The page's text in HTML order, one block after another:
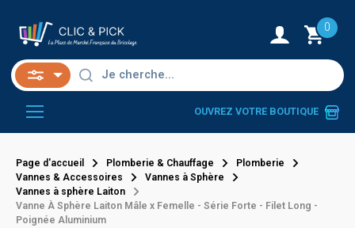
0
OUVREZ VOTRE BOUTIQUE
Page d'accueil Plomberie & Chauffage
Plomberie
Vannes & Accessoires
Vannes à Sphère
Vannes à sphère Laiton
Vanne À Sphère Laiton Mâle x Femelle - Série Forte - Filet Long -
Poignée Aluminium